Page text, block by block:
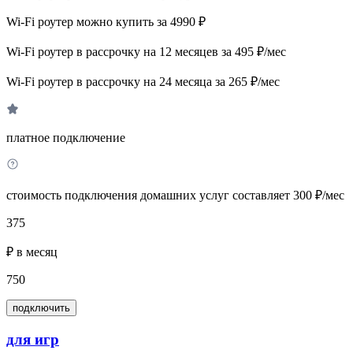
Wi-Fi роутер можно купить за 4990 ₽
Wi-Fi роутер в рассрочку на 12 месяцев за 495 ₽/мес
Wi-Fi роутер в рассрочку на 24 месяца за 265 ₽/мес
платное подключение
стоимость подключения домашних услуг составляет 300 ₽/мес
375
₽ в месяц
750
подключить
для игр